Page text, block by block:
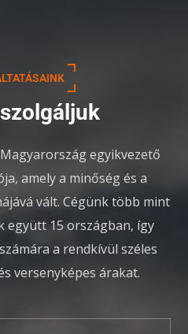
egyikvezető
amely a minőség és a
vált. Cégünk több mint
együtt 15 országban, így
a rendkívül széles
versenyképes árakat.